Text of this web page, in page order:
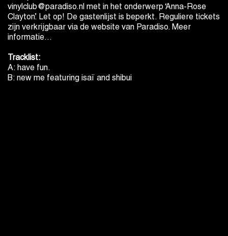
vinylclub@paradiso.nl met in het onderwerp ‘Anna-Rose
Clayton’. Let op! De gastenlijst is beperkt. Reguliere tickets
zijn verkrijgbaar via de website van Paradiso. Meer
informatie…
Tracklist:
A: have fun.
B: new me featuring isaï and shibui